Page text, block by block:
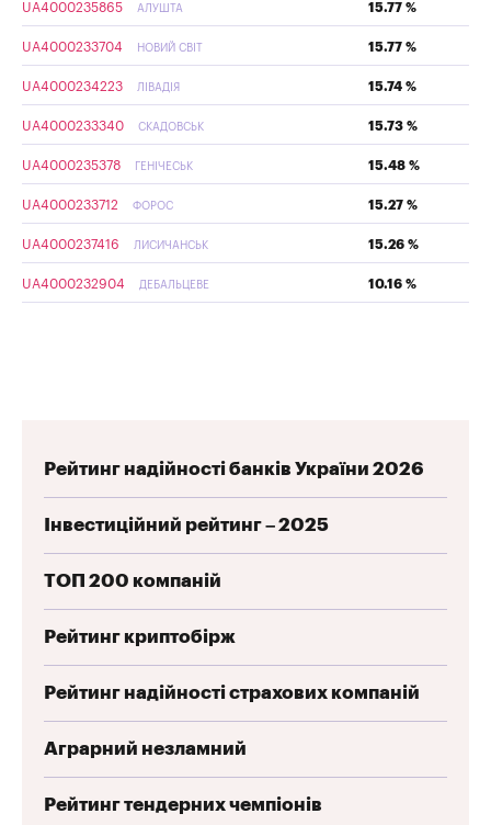
UA4000235865 АЛУШТА 15.77 %
UA4000233704 НОВИЙ СВІТ 15.77 %
UA4000234223 ЛІВАДІЯ 15.74 %
UA4000233340 СКАДОВСЬК 15.73 %
UA4000235378 ГЕНІЧЕСЬК 15.48 %
UA4000233712 ФОРОС 15.27 %
UA4000237416 ЛИСИЧАНСЬК 15.26 %
UA4000232904 ДЕБАЛЬЦЕВЕ 10.16 %
Рейтинг надійності банків України 2026
Інвестиційний рейтинг – 2025
ТОП 200 компаній
Рейтинг криптобірж
Рейтинг надійності страхових компаній
Аграрний незламний
Рейтинг тендерних чемпіонів